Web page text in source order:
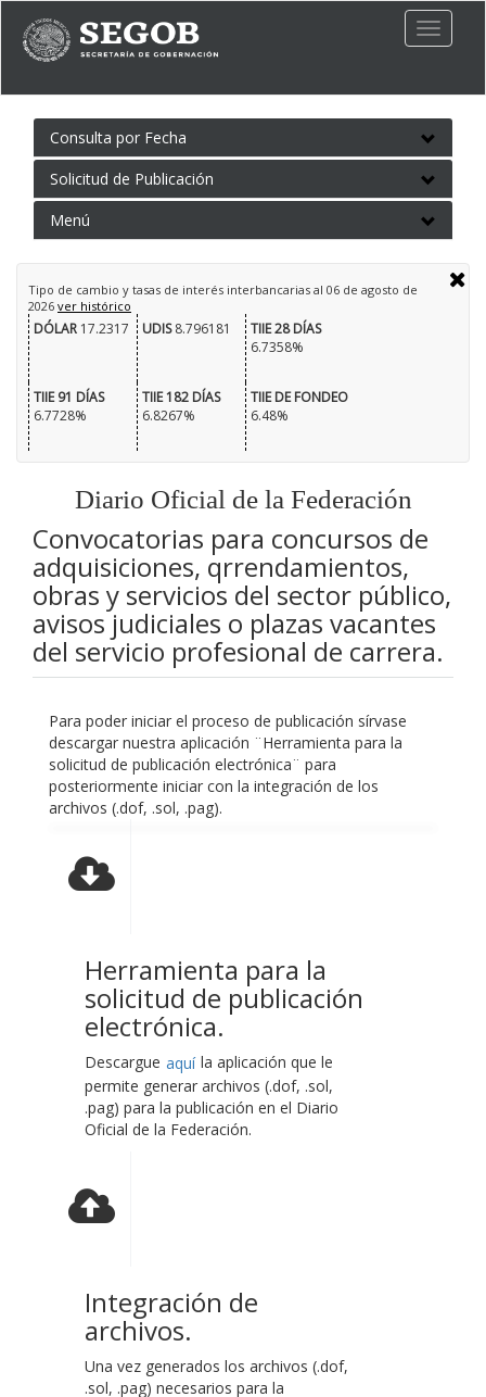
Toggle
Consulta por Fecha
Solicitud de Publicación
Menú
Tipo de cambio y tasas de interés interbancarias al 06 de agosto de
2026 ver histórico
DÓLAR17.2317 UDIS8.796181
TIIE 28 DÍAS
6.7358%
TIIE 91 DÍAS
6.7728%
TIIE 182 DÍAS
6.8267%
TIIE DE FONDEO
6.48%
Diario Oficial de la Federación
Convocatorias para concursos de
adquisiciones, qrrendamientos,
obras y servicios del sector público,
avisos judiciales o plazas vacantes
del servicio profesional de carrera.
Para poder iniciar el proceso de publicación sírvase
descargar nuestra aplicación ¨Herramienta para la
solicitud de publicación electrónica¨ para
posteriormente iniciar con la integración de los
archivos (.dof, .sol, .pag).
Herramienta para la
solicitud de publicación
electrónica.
Descargue aquí la aplicación que le
permite generar archivos (.dof, .sol,
.pag) para la publicación en el Diario
Oficial de la Federación.
Integración de
archivos.
Una vez generados los archivos (.dof,
.sol, .pag) necesarios para la